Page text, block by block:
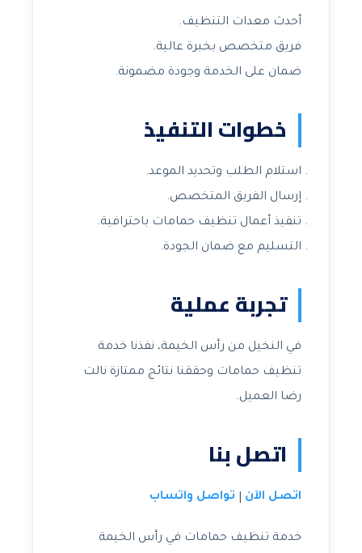
أحدث معدات التنظيف.
فريق متخصص بخبرة عالية.
ضمان على الخدمة وجودة مضمونة.
خطوات التنفيذ
استلام الطلب وتحديد الموعد.
إرسال الفريق المتخصص.
تنفيذ أعمال تنظيف حمامات باحترافية.
التسليم مع ضمان الجودة.
تجربة عملية
في النخيل من رأس الخيمة، نفذنا خدمة
تنظيف حمامات وحققنا نتائج ممتازة نالت
رضا العميل.
اتصل بنا
اتصل الآن تواصل واتساب
خدمة تنظيف حمامات في رأس الخيمة